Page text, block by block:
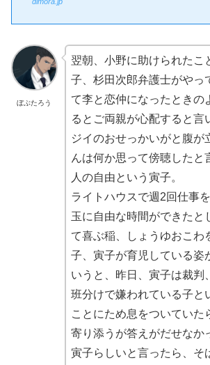
ぼぶたろう
翌朝、小野に助けられたこ
子、杉田次郎弁護士がやっ
て李と恋仲になったときの
るとご両親が心配すると言
ジイのおせっかいがと腹が
んは何か思って傍聴したと
人の自由という寅子。
ライトハウスで週2回仕事
玉に自由な時間ができたと
て喜ぶ稲、しょうゆおこわ
子、寅子が育児している姿
いうと、昨日、寅子は裁判
班分けで嫌われている子と
ことにため息をついていた
寄り添うが答えがだせなか
寅子らしいと言ったら、そ